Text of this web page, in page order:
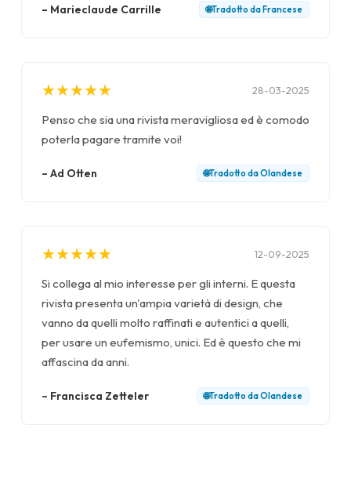
– Marieclaude Carrille 🌐Tradotto da Francese
★
★★
★★
★★
★★
★ 28-03-2025
Penso che sia una rivista meravigliosa ed è comodo
poterla pagare tramite voi!
– Ad Otten 🌐Tradotto daOlandese
★
★★
★★
★★
★★
★ 12-09-2025
Si collega al mio interesse per gli interni. E questa
rivista presenta un'ampia varietà di design, che
vanno da quelli molto raffinati e autentici a quelli,
per usare un eufemismo, unici. Ed è questo che mi
affascina da anni.
– Francisca Zetteler 🌐Tradotto daOlandese